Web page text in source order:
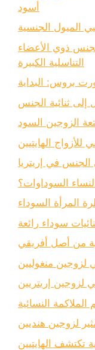
أسود
الميول الجنسية
ذوي الأعضاء
التناسلية الكبيرة
بروس: البداية
الزوجين السود
الهايتيين
الجنس في إريتريا
السوداوات؟
المرأة السوداء
من أصل أفريقي
منغوليين
إريتريين
النسائية
لزوجين هنديين
تكتشف الهايتيين